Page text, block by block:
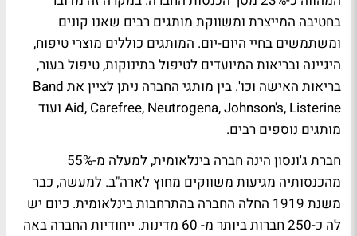
בחטיבה המייצרת ומשווקת מותגים רבים שאנו קונים
ומשתמשים בחיי היום-יום. המותגים כוללים מוצרי טיפוח,
היגיינה ובריאות המיועדים לטיפול בתינוקות, טיפול בעור,
בריאות האישה וכו'. בין מותגי החברה ניתן לציין את Band
Aid, Carefree, Neutrogena, Johnson's, Listerine ועוד
מותגים נוספים רבים.
חברת ג'ונסון הינה חברה בינלאומית, למעלה מ-55%
מהכנסותיה מגיעות משווקים מחוץ לארה"ב. למעשה, כבר
משנת 1919 החלה החברה בהתרחבות בינלאומית. כיום יש
לה כ-250 חברות ביותר מ- 60 מדינות. ייחודיות החברה באה